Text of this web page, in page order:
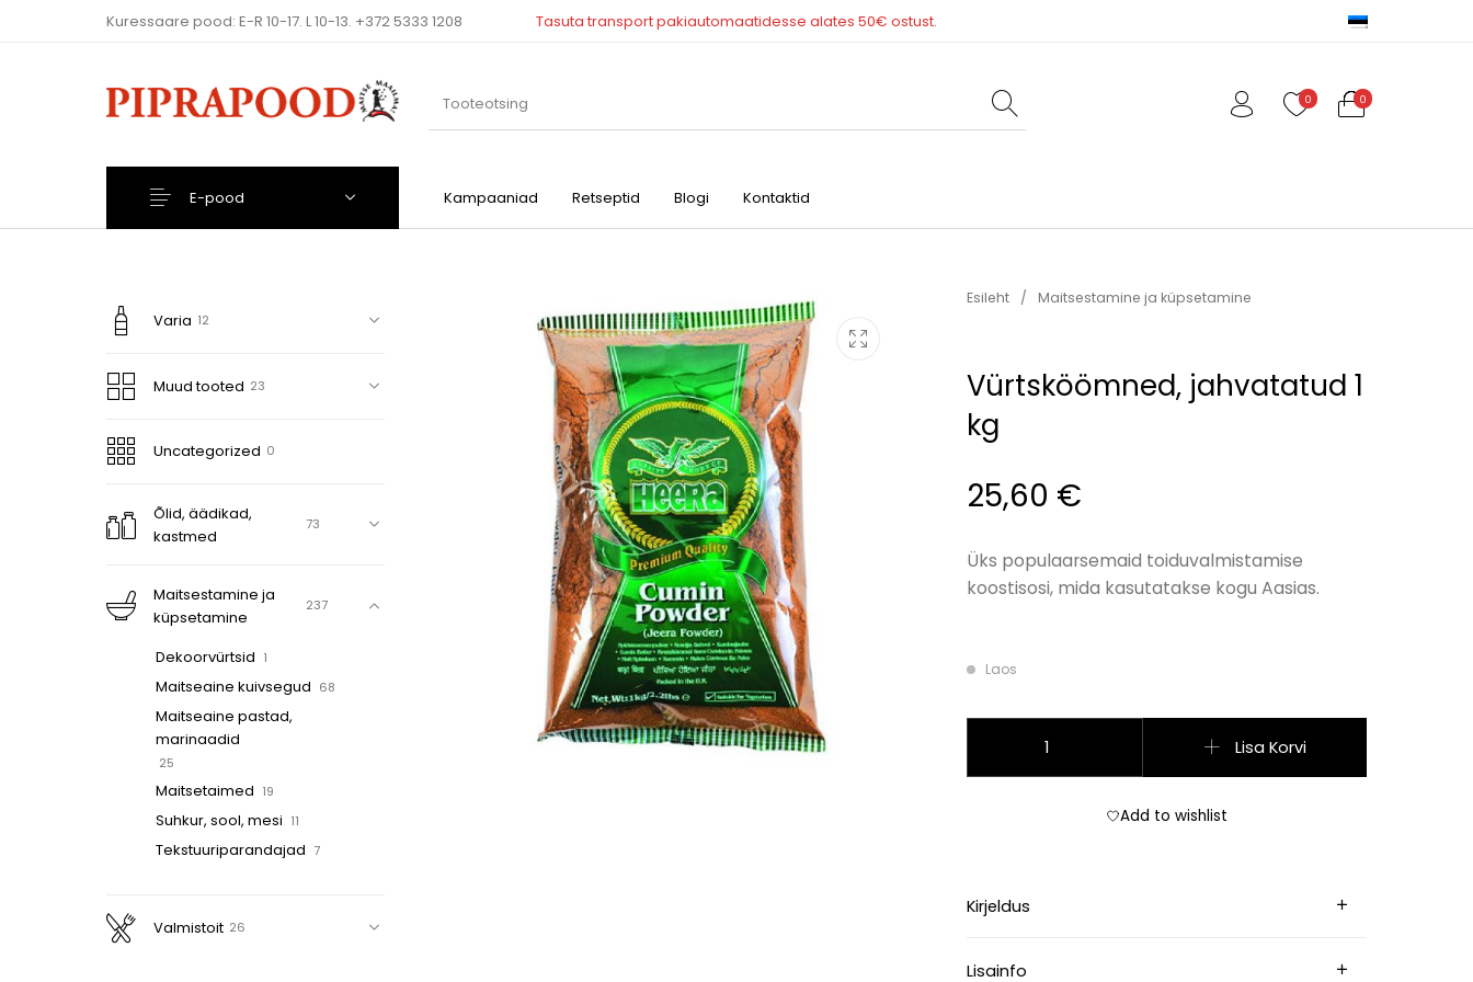
Kuressaare pood: E-R 10-17. L 10-13. +372 5333 1208 Tasuta transport pakiautomaatidesse alates 50€ ostust.
0 0
Kampaaniad Retseptid Blogi Kontaktid
E-pood
Varia 12
Muud tooted 23
Uncategorized 0
Õlid, äädikad,
kastmed
73
Maitsestamine ja
küpsetamine
237
Dekoorvürtsid 1
Maitseaine kuivsegud 68
Maitseaine pastad,
marinaadid
25
Maitsetaimed 19
Suhkur, sool, mesi 11
Tekstuuriparandajad 7
Valmistoit 26
Esileht / Maitsestamine ja küpsetamine
Vürtsköömned, jahvatatud 1
kg
25,60 €
Üks populaarsemaid toiduvalmistamise
koostisosi, mida kasutatakse kogu Aasias.
Laos
Lisa Korvi
Add to wishlist
Kirjeldus
Lisainfo